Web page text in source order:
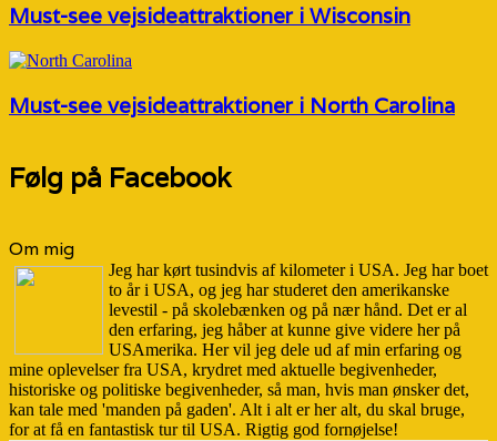
Must-see vejsideattraktioner i Wisconsin
Must-see vejsideattraktioner i North Carolina
Følg på Facebook
Om mig
Jeg har kørt tusindvis af kilometer i USA. Jeg har boet
to år i USA, og jeg har studeret den amerikanske
levestil - på skolebænken og på nær hånd. Det er al
den erfaring, jeg håber at kunne give videre her på
USAmerika. Her vil jeg dele ud af min erfaring og
mine oplevelser fra USA, krydret med aktuelle begivenheder,
historiske og politiske begivenheder, så man, hvis man ønsker det,
kan tale med 'manden på gaden'. Alt i alt er her alt, du skal bruge,
for at få en fantastisk tur til USA. Rigtig god fornøjelse!